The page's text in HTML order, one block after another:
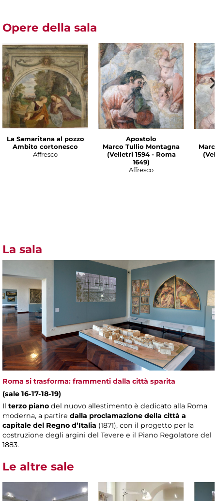
Opere della sala
La Samaritana al pozzo
Ambito cortonesco
Affresco
Apostolo
Marco Tullio Montagna
(Velletri 1594 - Roma
1649)
Affresco
La sala
Roma si trasforma: frammenti dalla città sparita
(sale 16-17-18-19)
Il terzo piano del nuovo allestimento è dedicato alla Roma
moderna, a partire dalla proclamazione della città a
capitale del Regno d’Italia (1871), con il progetto per la
costruzione degli argini del Tevere e il Piano Regolatore del
1883.
Le altre sale